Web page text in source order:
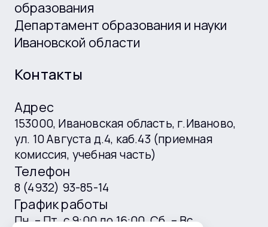
образования
Департамент образования и науки
Ивановской области
Контакты
Адрес
153000, Ивановская область, г.Иваново,
ул. 10 Августа д.4, каб.43 (приемная
комиссия, учебная часть)
Телефон
8 (4932) 93-85-14
График работы
Пн. – Пт. с 9:00 до 16:00, Сб. – Вс.